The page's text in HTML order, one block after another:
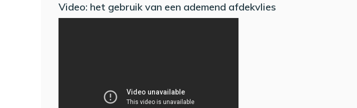
Video: het gebruik van een ademend afdekvlies